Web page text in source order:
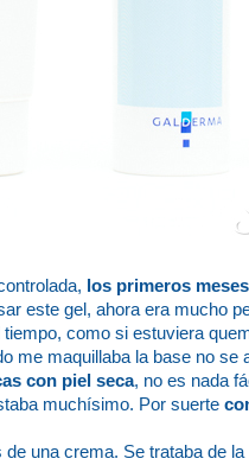
los primeros
este gel, ahora era mucho
como si estuviera
me maquillaba la base no
con piel seca, no es nada
muchísimo. Por suerte
una crema. Se trataba de